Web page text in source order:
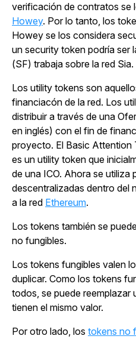
verificación de contratos se
Howey. Por lo tanto, los
Howey se los considera
un security token podría ser
(SF) trabaja sobre la red Sia.
Los utility tokens son
financiacón de la red. Los
distribuir a través de una
en inglés) con el fin de
proyecto. El Basic Attention
es un utility token que
de una ICO. Ahora se utiliza
descentralizadas dentro del
a la red Ethereum.
Los tokens también se
no fungibles.
Los tokens fungibles valen
duplicar. Como los tokens
todos, se puede
tienen el mismo valor.
Por otro lado, los tokens no